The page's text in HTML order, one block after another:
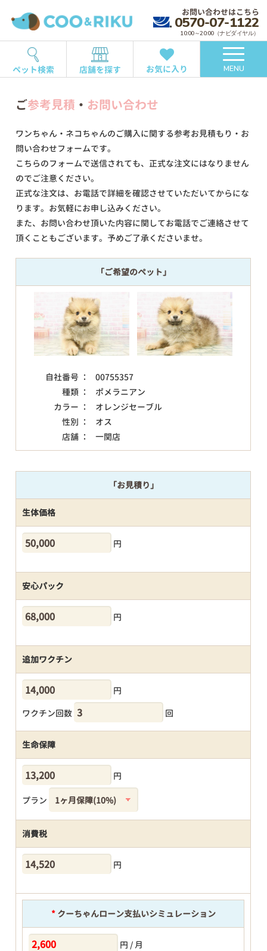
お問い合わせはこちら
0570-07-1122
10:00～20:00（ナビダイヤル）
ペット検索 店舗を探す お気に入り MENU
ご参考見積 ・ お問い合わせ
ワンちゃん・ネコちゃんのご購入に関する参考お見積もり・お
問い合わせフォームです。
こちらのフォームで送信されても、正式な注文にはなりません
のでご注意ください。
正式な注文は、お電話で詳細を確認させていただいてからにな
ります。お気軽にお申し込みください。
また、お問い合わせ頂いた内容に関してお電話でご連絡させて
頂くこともございます。予めご了承くださいませ。
「ご希望のペット」
自社番号 ：
00755357
種類 ：
ポメラニアン
カラー ：
オレンジセーブル
性別 ：
オス
店舗 ：
一関店
「お見積り」
生体価格
円
安心パック
円
追加ワクチン
円
ワクチン回数
回
生命保障
円
プラン
消費税
円
*クーちゃんローン支払いシミュレーション
円 / 月